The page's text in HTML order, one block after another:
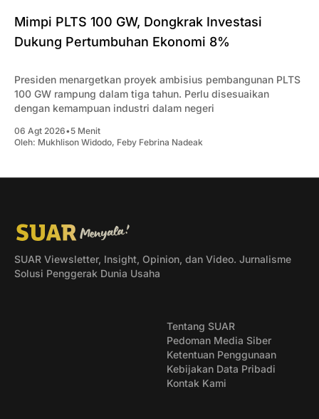
Mimpi PLTS 100 GW, Dongkrak Investasi
Dukung Pertumbuhan Ekonomi 8%
Presiden menargetkan proyek ambisius pembangunan PLTS
100 GW rampung dalam tiga tahun. Perlu disesuaikan
dengan kemampuan industri dalam negeri
06 Agt 2026•5 Menit
Oleh: Mukhlison Widodo, Feby Febrina Nadeak
SUAR Viewsletter, Insight, Opinion, dan Video. Jurnalisme
Solusi Penggerak Dunia Usaha
Tentang SUAR
Pedoman Media Siber
Ketentuan Penggunaan
Kebijakan Data Pribadi
Kontak Kami